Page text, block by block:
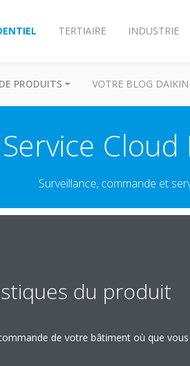
TERTIAIRE INDUSTRIE
PRODUITS VOTRE BLOG DAIKIN
Service
Surveillance, commande et
du produit
de votre bâtiment où que